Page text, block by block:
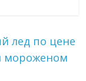
лед по цене
мороженом